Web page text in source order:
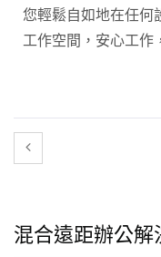
您輕鬆自如地在任何
工作空間，安心工作
混合遠距辦公解